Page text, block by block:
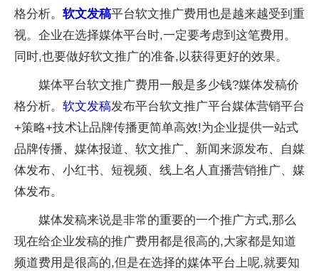
格分析。 软文发稿平台软文推广费用也是越来越受到重
视。企业在选择媒体平台时,一定要考虑到这笔费用。
同时,也要做好软文推广的准备,以获得更好的效果。
媒体平台软文推广费用一般是多少钱?媒体发稿价
格分析。 软文发稿发布平台软文推广平台媒体营销平台
+策略+技术让品牌传播更简单高效!为企业提供一站式
品牌传播、媒体报道、软文推广、新闻来源发布、自媒
体发布、小红书、短视频、线上名人直播营销推广、媒
体发布。
媒体发稿来说是非常的重要的一个推广方式,那么
现在给企业发稿的推广费用都是很高的,大家都是知道
频道费用是很高的,但是在选择的媒体平台上呢,就要知